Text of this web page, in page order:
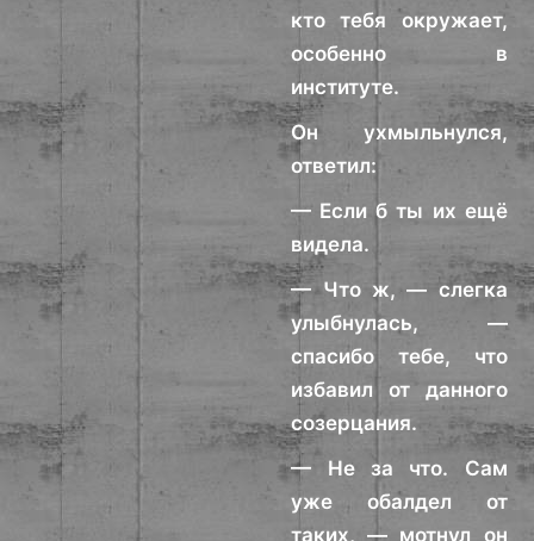
кто тебя окружает,
особенно в
институте.
Он ухмыльнулся,
ответил:
— Если б ты их ещё
видела.
— Что ж, — слегка
улыбнулась, —
спасибо тебе, что
избавил от данного
созерцания.
— Не за что. Сам
уже обалдел от
таких, — мотнул он